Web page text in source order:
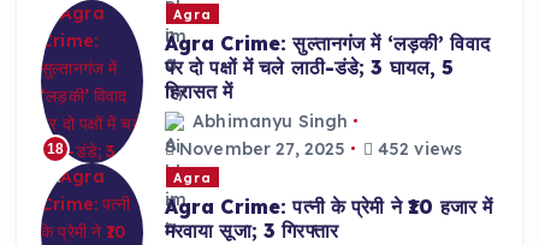
18
Agra
Agra Crime: सुल्तानगंज में ‘लड़की’ विवाद
पर दो पक्षों में चले लाठी-डंडे; 3 घायल, 5
हिरासत में
Abhimanyu Singh
November 27, 2025
452 views
Agra
Agra Crime: पत्नी के प्रेमी ने ₹10 हजार में
मरवाया सूजा; 3 गिरफ्तार